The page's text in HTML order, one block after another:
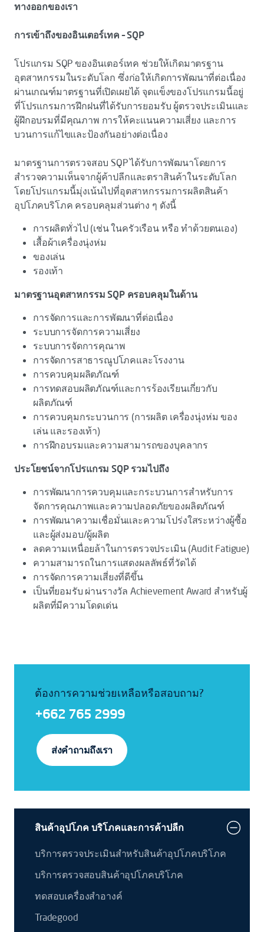
ทางออกของเรา
การเข้าถึงของอินเตอร์เทค – SQP
โปรแกรม SQP ของอินเตอร์เทค ช่วยให้เกิดมาตรฐาน
อุตสาหกรรมในระดับโลก ซึ่งก่อให้เกิดการพัฒนาที่ต่อเนื่อง
ผ่านเกณฑ์มาตรฐานที่เปิดเผยได้ จุดแข็งของโปรแกรมนี้อยู่
ที่โปรแกรมการฝึกฝนที่ได้รับการยอมรับ ผู้ตรวจประเมินและ
ผู้ฝึกอบรมที่มีคุณภาพ การให้คะแนนความเสี่ยง และการ
บวนการแก้ไขและป้องกันอย่างต่อเนื่อง
มาตรฐานการตรวจสอบ SQP ได้รับการพัฒนาโดยการ
สำรวจความเห็นจากผู้ค้าปลีกและตราสินค้าในระดับโลก
โดยโปรแกรมนี้มุ่งเน้นไปที่อุตสาหกรรมการผลิตสินค้า
อุปโภคบริโภค ครอบคลุมส่วนต่าง ๆ ดังนี้
การผลิตทั่วไป (เช่น ในครัวเรือน หรือ ทำด้วยตนเอง)
เสื้อผ้าเครื่องนุ่งห่ม
ของเล่น
รองเท้า
มาตรฐานอุตสาหกรรม SQP ครอบคลุมในด้าน
การจัดการและการพัฒนาที่ต่อเนื่อง
ระบบการจัดการความเสี่ยง
ระบบการจัดการคุณาพ
การจัดการสาธารณูปโภคและโรงงาน
การควบคุมผลิตภัณฑ์
การทดสอบผลิตภัณฑ์และการร้องเรียนเกี่ยวกับ
ผลิตภัณฑ์
การควบคุมกระบวนการ (การผลิต เครื่องนุ่งห่ม ของ
เล่น และรองเท้า)
การฝึกอบรมและความสามารถของบุคลากร
ประโยชน์จากโปรแกรม SQP รวมไปถึง
การพัฒนาการควบคุมและกระบวนการสำหรับการ
จัดการคุณภาพและความปลอดภัยของผลิตภัณฑ์
การพัฒนาความเชื่อมั่นและความโปร่งใสระหว่างผู้ซื้อ
และผู้ส่งมอบ/ผู้ผลิต
ลดความเหนื่อยล้าในการตรวจประเมิน (Audit Fatigue)
ความสามารถในการแสดงผลลัพธ์ที่วัดได้
การจัดการความเสี่ยงที่ดีขึ้น
เป็นที่ยอมรับ ผ่านรางวัล Achievement Award สำหรับผู้
ผลิตที่มีความโดดเด่น
ต้องการความช่วยเหลือหรือสอบถาม?
+662 765 2999
ส่งคำถามถึงเรา
สินค้าอุปโภค บริโภคและการค้าปลีก
บริการตรวจประเมินสำหรับสินค้าอุปโภคบริโภค
บริการตรวจสอบสินค้าอุปโภคบริโภค
ทดสอบเครื่องสำอางค์
Tradegood